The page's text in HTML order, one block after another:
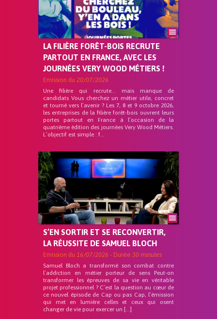
LA FILIÈRE FORÊT-BOIS RECRUTE
PARTOUT EN FRANCE, AVEC LES
JOURNÉES VERY WOOD MÉTIERS !
Emission du 20/07/2026
Une filière qui recrute… mais manque de
candidats Vous cherchez un métier utile, concret
et tourné vers l’avenir ? Les 7, 8 et 9 octobre 2026,
les entreprises de la filière forêt-bois ouvrent leurs
portes partout en France à l’occasion de la
quatrième édition des journées Very Wood Métiers.
L’objectif est simple : f...
S’EN SORTIR ET SE RECONVERTIR,
LA RÉUSSITE DE SAMUEL BLOCH
Emission du 16/07/2026 - Durée 30 minutes
Samuel Bloch a transformé son combat contre
l’addiction en métier porteur de sens Peut-on
transformer les épreuves de sa vie en véritable
projet professionnel ? C’est la question au cœur de
ce nouvel épisode de Cap ou pas Cap, l’émission
qui met en lumière celles et ceux qui osent
changer de vie pour exercer un […]